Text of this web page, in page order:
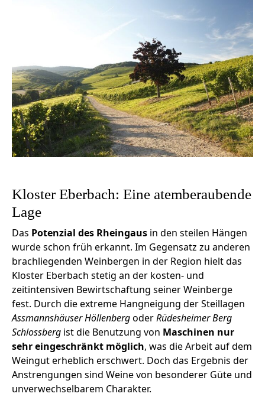
Kloster Eberbach: Eine atemberaubende
Lage
Das Potenzial des Rheingaus in den steilen Hängen
wurde schon früh erkannt. Im Gegensatz zu anderen
brachliegenden Weinbergen in der Region hielt das
Kloster Eberbach stetig an der kosten- und
zeitintensiven Bewirtschaftung seiner Weinberge
fest. Durch die extreme Hangneigung der Steillagen
Assmannshäuser HöllenbergoderRüdesheimer Berg
Schlossberg ist die Benutzung von Maschinen nur
sehr eingeschränkt möglich, was die Arbeit auf dem
Weingut erheblich erschwert. Doch das Ergebnis der
Anstrengungen sind Weine von besonderer Güte und
unverwechselbarem Charakter.